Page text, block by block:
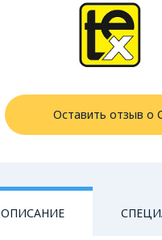
Оставить отзыв о
ОПИСАНИЕ